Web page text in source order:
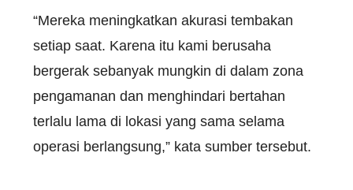
“Mereka meningkatkan akurasi tembakan
setiap saat. Karena itu kami berusaha
bergerak sebanyak mungkin di dalam zona
pengamanan dan menghindari bertahan
terlalu lama di lokasi yang sama selama
operasi berlangsung,” kata sumber tersebut.